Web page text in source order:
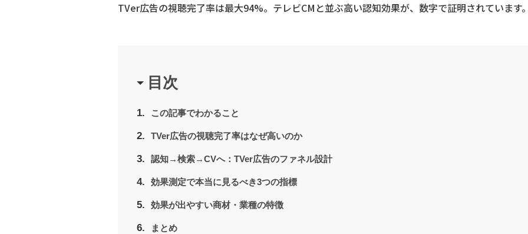
TVer広告の視聴完了率は最大94%。テレビCMと並ぶ高い認知効果が、数字で証明されています
目次
この記事でわかること
TVer広告の視聴完了率はなぜ高いのか
認知→検索→CVへ：TVer広告のファネル設計
効果測定で本当に見るべき3つの指標
効果が出やすい商材・業種の特徴
まとめ